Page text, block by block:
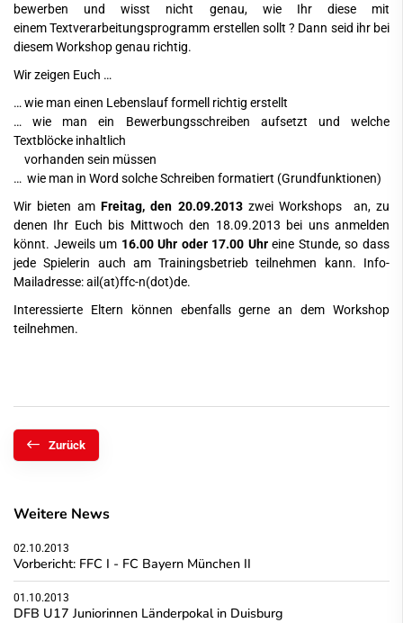
bewerben und wisst nicht genau, wie Ihr diese mit
einem Textverarbeitungsprogramm erstellen sollt ? Dann seid ihr bei
diesem Workshop genau richtig.
Wir zeigen Euch …
… wie man einen Lebenslauf formell richtig erstellt
… wie man ein Bewerbungsschreiben aufsetzt und welche
Textblöcke inhaltlich
vorhanden sein müssen
… wie man in Word solche Schreiben formatiert (Grundfunktionen)
Wir bieten am Freitag, den 20.09.2013zwei Workshops an, zu
denen Ihr Euch bis Mittwoch den 18.09.2013 bei uns anmelden
könnt. Jeweils um 16.00 Uhr oder 17.00 Uhreine Stunde, so dass
jede Spielerin auch am Trainingsbetrieb teilnehmen kann. Info-
Mailadresse:ail(at)ffc-n(dot)de.
Interessierte Eltern können ebenfalls gerne an dem Workshop
teilnehmen.
Zurück
Weitere News
02.10.2013
Vorbericht: FFC I - FC Bayern München II
01.10.2013
DFB U17 Juniorinnen Länderpokal in Duisburg